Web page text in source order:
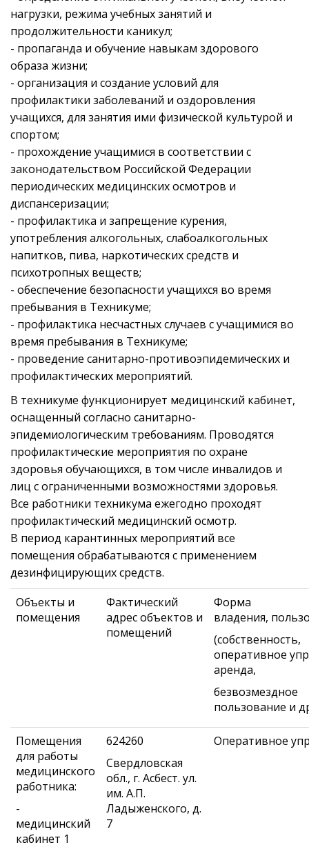
нагрузки, режима учебных занятий и
продолжительности каникул;
- пропаганда и обучение навыкам здорового
образа жизни;
- организация и создание условий для
профилактики заболеваний и оздоровления
учащихся, для занятия ими физической культурой и
спортом;
- прохождение учащимися в соответствии с
законодательством Российской Федерации
периодических медицинских осмотров и
диспансеризации;
- профилактика и запрещение курения,
употребления алкогольных, слабоалкогольных
напитков, пива, наркотических средств и
психотропных веществ;
- обеспечение безопасности учащихся во время
пребывания в Техникуме;
- профилактика несчастных случаев с учащимися во
время пребывания в Техникуме;
- проведение санитарно-противоэпидемических и
профилактических мероприятий.
В техникуме функционирует медицинский кабинет,
оснащенный согласно санитарно-
эпидемиологическим требованиям. Проводятся
профилактические мероприятия по охране
здоровья обучающихся, в том числе инвалидов и
лиц с ограниченными возможностями здоровья.
Все работники техникума ежегодно проходят
профилактический медицинский осмотр.
В период карантинных мероприятий все
помещения обрабатываются с применением
дезинфицирующих средств.
Объекты и
помещения
Фактический
адрес объектов и
помещений
Форма
владения,
(собственность,
оперативное
аренда,
безвозмездное
пользование и
Помещения
для работы
медицинского
работника:
-
медицинский
кабинет 1
624260
Свердловская
обл., г. Асбест. ул.
им. А.П.
Ладыженского, д.
7
Оперативное